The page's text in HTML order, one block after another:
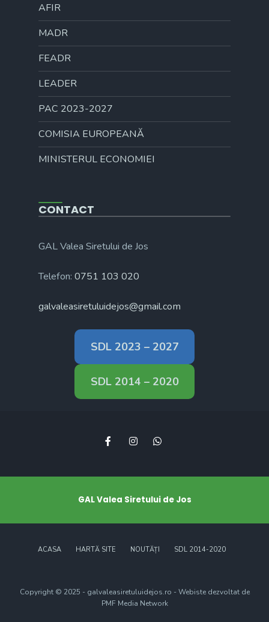
AFIR
MADR
FEADR
LEADER
PAC 2023-2027
COMISIA EUROPEANĂ
MINISTERUL ECONOMIEI
CONTACT
GAL Valea Siretului de Jos
Telefon: 0751 103 020
galvaleasiretuluidejos@gmail.com
SDL 2023 – 2027
SDL 2014 – 2020
GAL Valea Siretului de Jos
ACASA HARTĂ SITE NOUTĂȚI SDL 2014-2020
Copyright © 2025 - galvaleasiretuluidejos.ro - Webiste dezvoltat de
PMF Media Network